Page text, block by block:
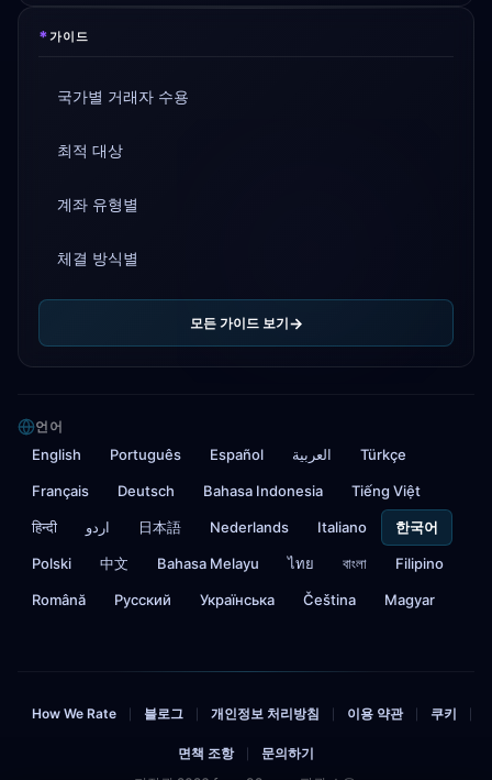
*가이드
국가별 거래자 수용
최적 대상
계좌 유형별
체결 방식별
모든 가이드 보기
언어
English Português Español العربية Türkçe
Français Deutsch Bahasa Indonesia Tiếng Việt
हिन्दी اردو 日本語 Nederlands Italiano 한국어
Polski 中文 Bahasa Melayu ไทย বাংলা Filipino
Română Русский Українська Čeština Magyar
How We Rate 블로그 개인정보 처리방침 이용 약관 쿠키
면책 조항
문의하기